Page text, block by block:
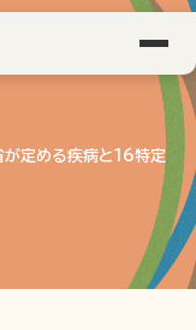
が定める疾病と16特定